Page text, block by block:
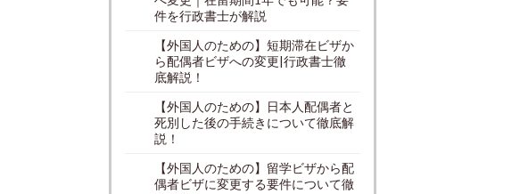
件を行政書士が解説
【外国人のための】短期滞在ビザか
ら配偶者ビザへの変更|行政書士徹
底解説！
【外国人のための】日本人配偶者と
死別した後の手続きについて徹底解
説！
【外国人のための】留学ビザから配
偶者ビザに変更する要件について徹